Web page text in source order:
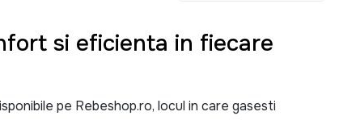
si eficienta in fiecare
pe Rebeshop.ro, locul in care gasesti